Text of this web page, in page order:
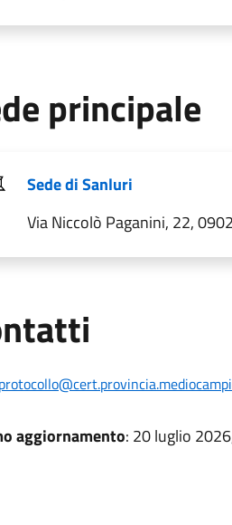
principale
Sede di Sanluri
Via Niccolò Paganini, 22,
aggiornamento: 20 luglio